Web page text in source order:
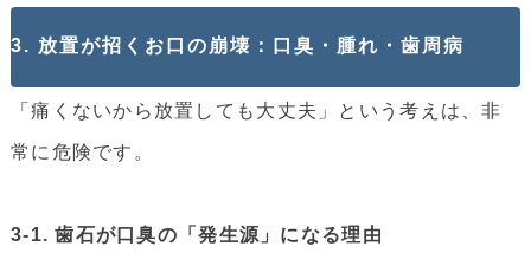
3. 放置が招くお口の崩壊：口臭・腫れ・歯周病
「痛くないから放置しても大丈夫」という考えは、非
常に危険です。
3-1. 歯石が口臭の「発生源」になる理由